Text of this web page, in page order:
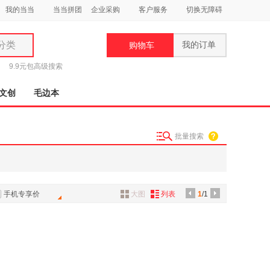
我的当当 当当拼团 企业采购 客户服务 切换无障碍
类
9.9元包高级搜索
购物车 我的订单
创 毛边本
批量搜索
手机专享价 1/1
大图 列表